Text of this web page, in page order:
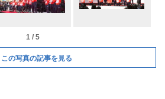
1 / 5
この写真の記事を見る